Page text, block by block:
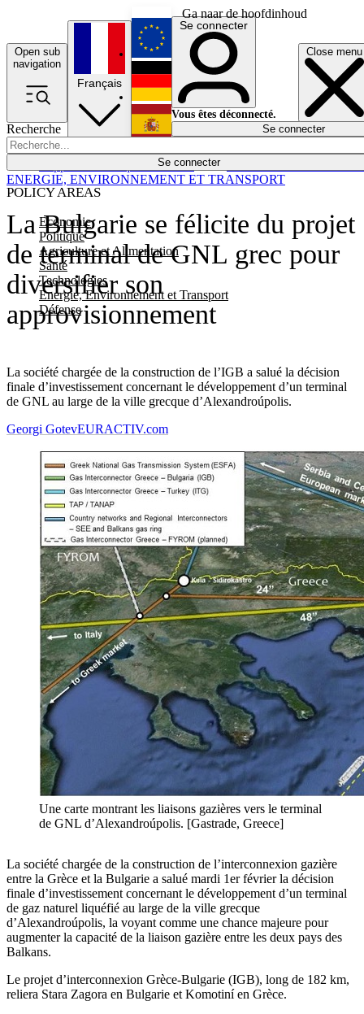
Ga naar de hoofdinhoud
Open sub
navigation
Close menu
Recherche
Se connecter
POLICY AREAS
Economie
Politique
Agriculture et Alimentation
Santé
Technologies
Energie, Environnement et Transport
Défense
Économie
Français
English
Deutsch
Español
Se connecter
Vous êtes déconnecté.
Se connecter
La Bulgarie se félicite du projet
de terminal de GNL grec pour
diversifier son
approvisionnement
La société chargée de la construction de l’IGB a salué la décision
finale d’investissement concernant le développement d’un terminal
de GNL au large de la ville grecque d’Alexandroúpolis.
ENERGIE, ENVIRONNEMENT ET TRANSPORT
Georgi GotevEURACTIV.com
Une carte montrant les liaisons gazières vers le terminal
de GNL d’Alexandroúpolis. [Gastrade, Greece]
La société chargée de la construction de l’interconnexion gazière
entre la Grèce et la Bulgarie a salué mardi 1er février la décision
finale d’investissement concernant le développement d’un terminal
de gaz naturel liquéfié au large de la ville grecque
d’Alexandroúpolis, la voyant comme une chance majeure pour
augmenter la capacité de la liaison gazière entre les deux pays des
Balkans.
Le projet d’interconnexion Grèce-Bulgarie (IGB), long de 182 km,
reliera Stara Zagora en Bulgarie et Komotiní en Grèce.